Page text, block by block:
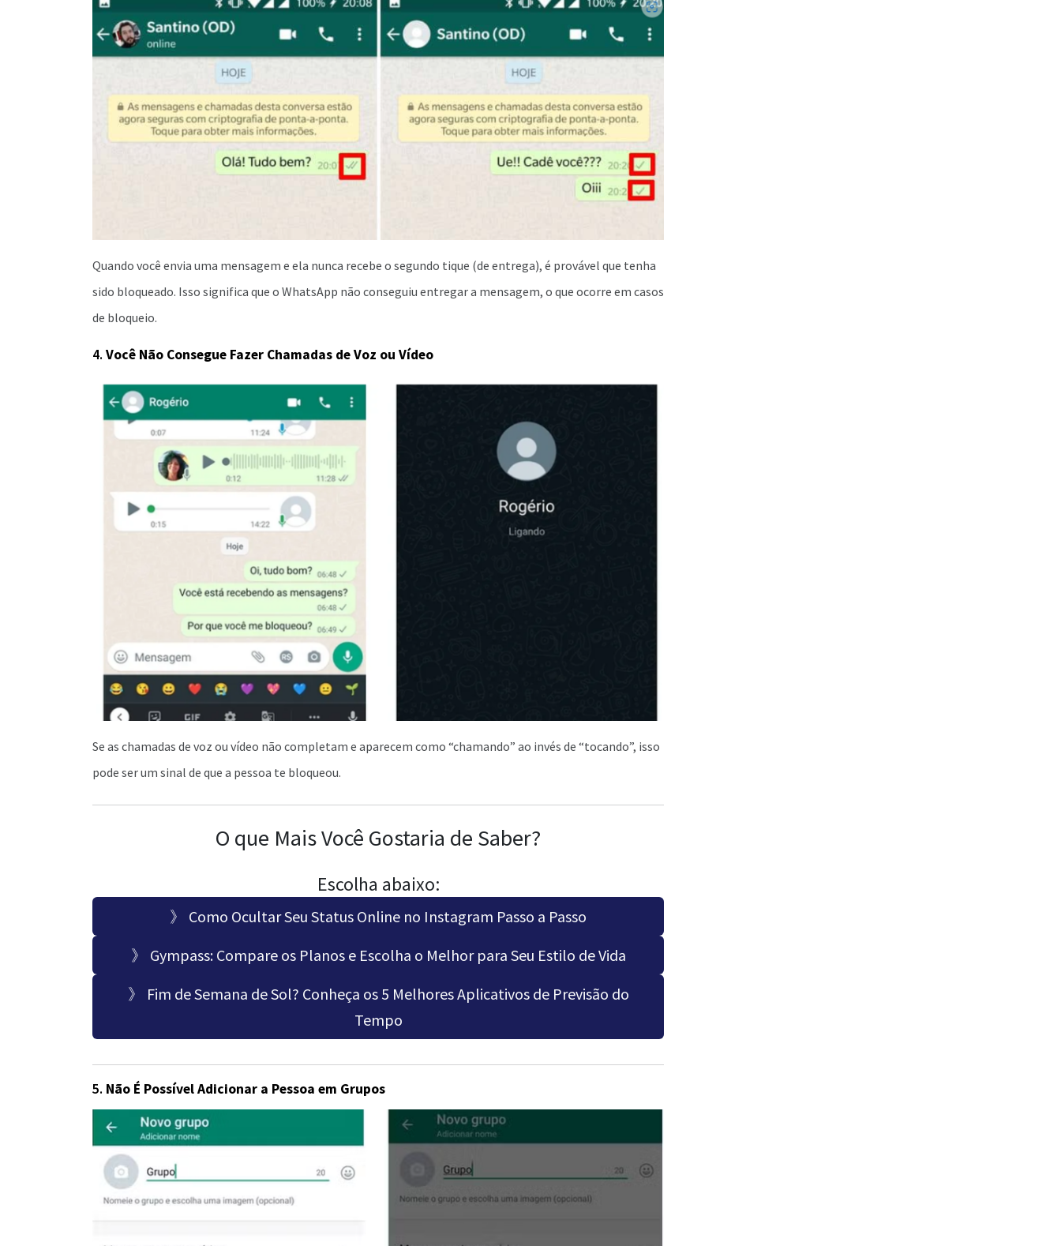
Quando você envia uma mensagem e ela nunca recebe o segundo tique (de entrega), é provável que tenha
sido bloqueado. Isso significa que o WhatsApp não conseguiu entregar a mensagem, o que ocorre em casos
de bloqueio.
4. Você Não Consegue Fazer Chamadas de Voz ou Vídeo
Se as chamadas de voz ou vídeo não completam e aparecem como “chamando” ao invés de “tocando”, isso
pode ser um sinal de que a pessoa te bloqueou.
O que Mais Você Gostaria de Saber?
Escolha abaixo:
》 Como Ocultar Seu Status Online no Instagram Passo a Passo
》 Gympass: Compare os Planos e Escolha o Melhor para Seu Estilo de Vida
》 Fim de Semana de Sol? Conheça os 5 Melhores Aplicativos de Previsão do
Tempo
5. Não É Possível Adicionar a Pessoa em Grupos